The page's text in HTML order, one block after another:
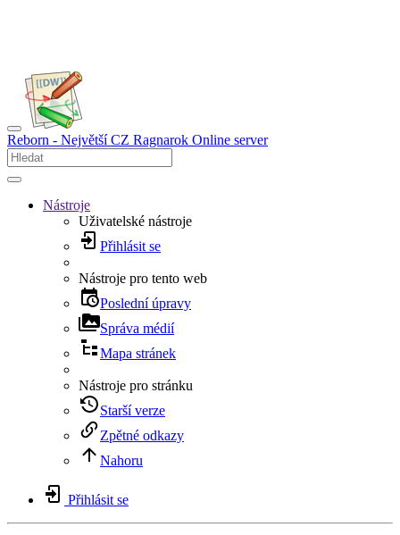
Reborn - Největší CZ Ragnarok Online server
Nástroje
Uživatelské nástroje
Přihlásit se
Nástroje pro tento web
Poslední úpravy
Správa médií
Mapa stránek
Nástroje pro stránku
Starší verze
Zpětné odkazy
Nahoru
Přihlásit se